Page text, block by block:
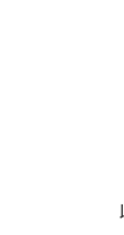
此